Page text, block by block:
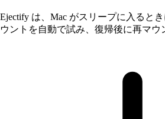
Ejectify は、Mac がスリープに入ると
ウントを自動で試み、復帰後に再マウ